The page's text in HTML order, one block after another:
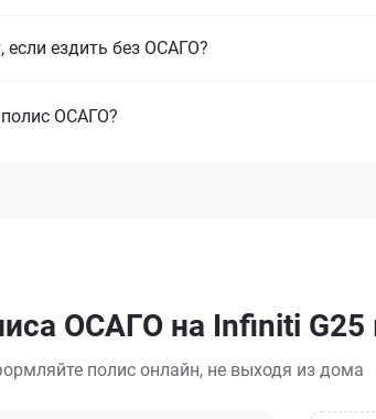
если ездить без ОСАГО?
ОСАГО?
ОСАГО на Infiniti
полис онлайн, не выходя из дома